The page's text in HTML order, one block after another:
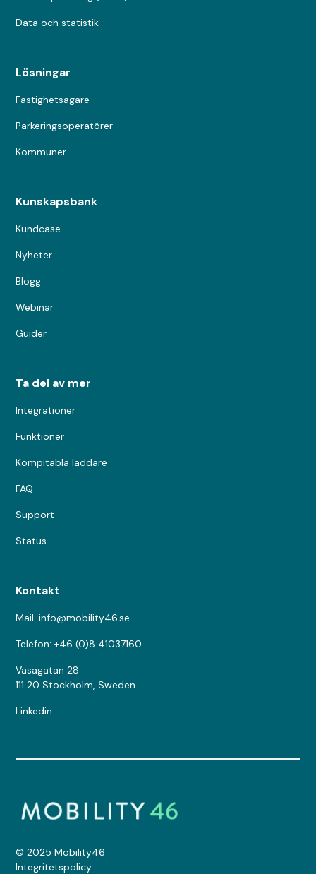
Data och statistik
Lösningar
Fastighetsägare
Parkeringsoperatörer
Kommuner
Kunskapsbank
Kundcase
Nyheter
Blogg
Webinar
Guider
Ta del av mer
Integrationer
Funktioner
Kompitabla laddare
FAQ
Support
Status
Kontakt
Mail: info@mobility46.se
Telefon: +46 (0)8 41037160
Vasagatan 28
111 20 Stockholm, Sweden
Linkedin
© 2025 Mobility46
Integritetspolicy